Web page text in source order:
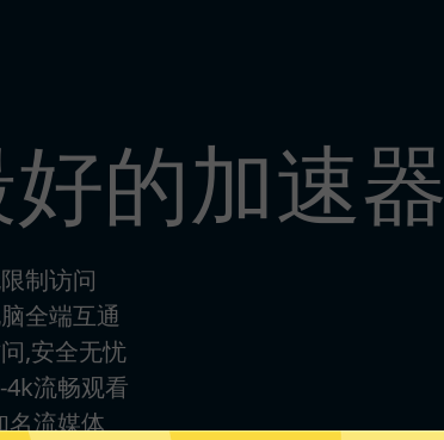
的加速器
制访问
全端互通
,安全无忧
流畅观看
名流媒体